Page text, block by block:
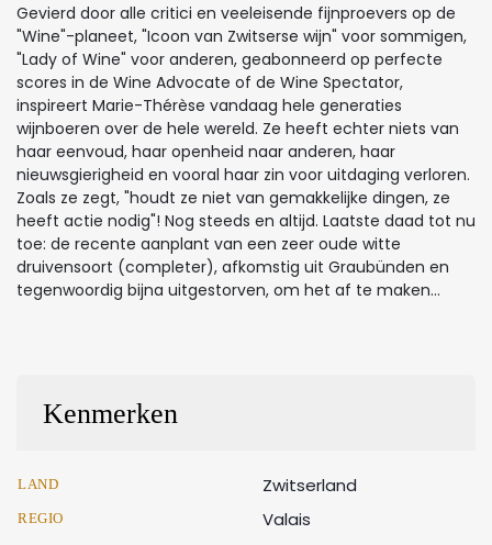
Gevierd door alle critici en veeleisende fijnproevers op de
"Wine"-planeet, "Icoon van Zwitserse wijn" voor sommigen,
"Lady of Wine" voor anderen, geabonneerd op perfecte
scores in de Wine Advocate of de Wine Spectator,
inspireert Marie-Thérèse vandaag hele generaties
wijnboeren over de hele wereld. Ze heeft echter niets van
haar eenvoud, haar openheid naar anderen, haar
nieuwsgierigheid en vooral haar zin voor uitdaging verloren.
Zoals ze zegt, "houdt ze niet van gemakkelijke dingen, ze
heeft actie nodig"! Nog steeds en altijd. Laatste daad tot nu
toe: de recente aanplant van een zeer oude witte
druivensoort (completer), afkomstig uit Graubünden en
tegenwoordig bijna uitgestorven, om het af te maken...
Kenmerken
LAND Zwitserland
REGIO Valais